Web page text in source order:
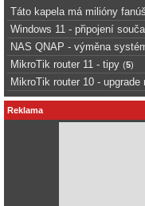
Táto kapela má milióny
Windows 11 - připojení
NAS QNAP - výměna
MikroTik router 11 - tipy (5)
MikroTik router 10 - upgrade
Reklama